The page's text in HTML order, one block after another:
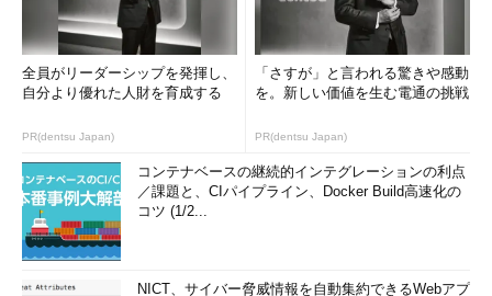
全員がリーダーシップを発揮し、
自分より優れた人財を育成する
PR(dentsu Japan)
「さすが」と言われる驚きや感動
を。新しい価値を生む電通の挑戦
PR(dentsu Japan)
コンテナベースの継続的インテグレーションの利点
／課題と、CIパイプライン、Docker Build高速化の
コツ (1/2...
NICT、サイバー脅威情報を自動集約できるWebアプ